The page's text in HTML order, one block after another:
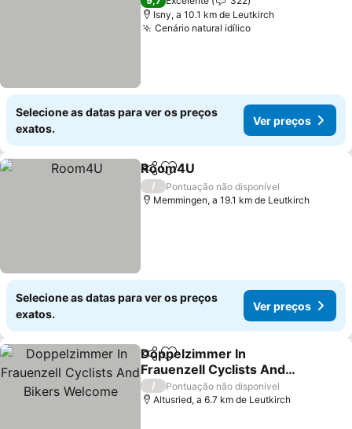
Isny, a 10.1 km de Leutkirch
Cenário natural idílico
Selecione as datas para ver os preços
exatos.
Ver preços
PartilharAdicionar aos favoritos
Room4U
/
Pontuação não disponível
Memmingen, a 19.1 km de Leutkirch
Selecione as datas para ver os preços
exatos.
Ver preços
PartilharAdicionar aos favoritos
Doppelzimmer In
Frauenzell Cyclists And
Bikers Welcome
/
Pontuação não disponível
Altusried, a 6.7 km de Leutkirch